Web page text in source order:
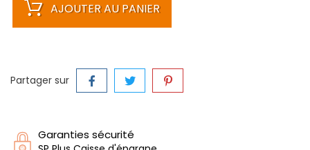
AJOUTER AU PANIER
Partager sur
Garanties sécurité